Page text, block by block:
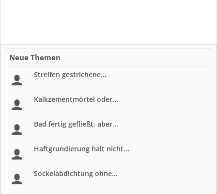
Neue Themen
Streifen gestrichene...
Kalkzementmörtel oder...
Bad fertig gefließt, aber...
Haftgrundierung halt nicht...
Sockelabdichtung ohne...